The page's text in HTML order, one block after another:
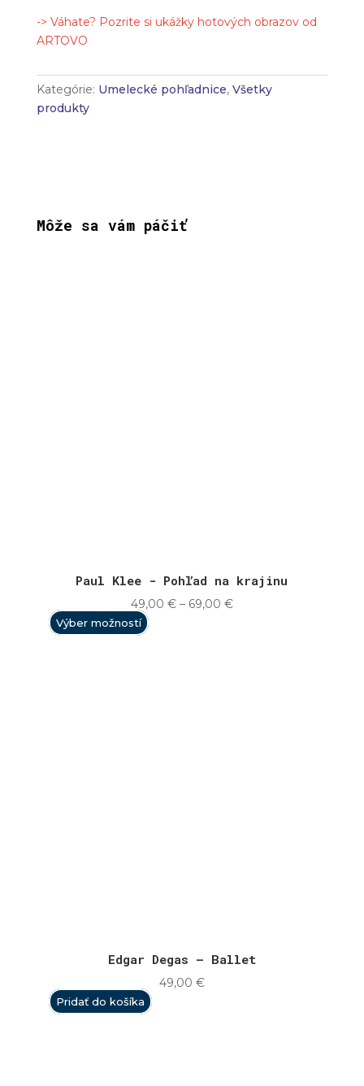
-> Váhate? Pozrite si ukážky hotových obrazov od
ARTOVO
Kategórie: Umelecké pohľadnice, Všetky
produkty
Môže sa vám páčiť
Paul Klee - Pohľad na krajinu
49,00 € – 69,00 €Price
Výber možností
Edgar Degas – Ballet
49,00 €
Pridať do košíka